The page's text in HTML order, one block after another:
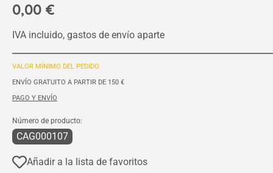
0,00 €
IVA incluido, gastos de envío aparte
VALOR MÍNIMO DEL PEDIDO
ENVÍO GRATUITO A PARTIR DE 150 €
PAGO Y ENVÍO
Número de producto:
CAG000107
Añadir a la lista de favoritos